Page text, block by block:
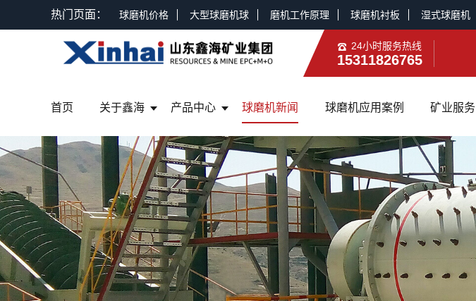
热门页面： 球磨机价格 大型球磨机球 磨机工作原理 球磨机衬板 湿式球磨机
24小时服务热线
15311826765
首页 关于鑫海 产品中心 球磨机新闻 球磨机应用案例 矿业服务